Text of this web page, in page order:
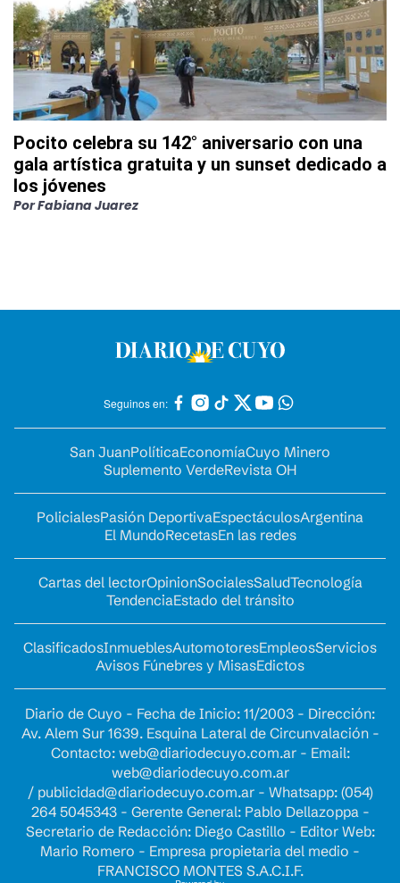
Pocito celebra su 142° aniversario con una
gala artística gratuita y un sunset dedicado a
los jóvenes
PorFabiana Juarez
Seguinos en:
San JuanPolíticaEconomíaCuyo Minero
Suplemento VerdeRevista OH
PolicialesPasión DeportivaEspectáculosArgentina
El MundoRecetasEn las redes
Cartas del lectorOpinionSocialesSaludTecnología
TendenciaEstado del tránsito
ClasificadosInmueblesAutomotoresEmpleosServicios
Avisos Fúnebres y MisasEdictos
Diario de Cuyo - Fecha de Inicio: 11/2003 - Dirección:
Av. Alem Sur 1639. Esquina Lateral de Circunvalación -
Contacto: web@diariodecuyo.com.ar- Email:
web@diariodecuyo.com.ar
/ publicidad@diariodecuyo.com.ar- Whatsapp: (054)
264 5045343 - Gerente General: Pablo Dellazoppa -
Secretario de Redacción: Diego Castillo - Editor Web:
Mario Romero - Empresa propietaria del medio -
FRANCISCO MONTES S.A.C.I.F.